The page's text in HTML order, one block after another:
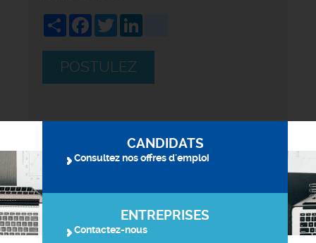
ShareFacebook
Twitter
POSTULEZ
CANDIDATS
Consultez nos offres d'emploi
ENTREPRISES
Contactez-nous